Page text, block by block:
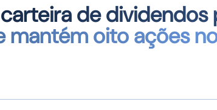
de
mantém oito ações